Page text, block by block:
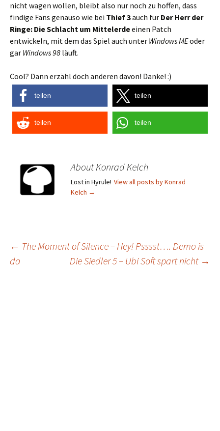
nicht wagen wollen, bleibt also nur noch zu hoffen, dass
findige Fans genauso wie bei Thief 3auch für Der Herr der
Ringe: Die Schlacht um Mittelerdeeinen Patch
entwickeln, mit dem das Spiel auch unter Windows MEoder
gar Windows 98 läuft.
Cool? Dann erzähl doch anderen davon! Danke! :)
teilen teilen
teilen teilen
About Konrad Kelch
Lost in Hyrule! View all posts by Konrad
Kelch →
Post
← The Moment of Silence – Hey! Psssst…. Demo is
da
Die Siedler 5 – Ubi Soft spart nicht →